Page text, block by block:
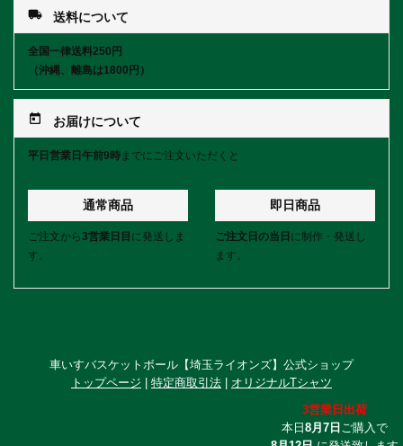
local_shipping 送料について
全国一律送料250円
（沖縄、離島は1800円）
today お届けについて
平日営業日午前9時までにご注文いただくと
通常商品
ご注文から3営業日目 に発送しま
す。
即日商品
ご注文日の当日 に制作・発送し
ます。
車いすバスケットボール【埼玉ライオンズ】公式ショップ
トップページ
特定商取引法
オリジナルTシャツ
3営業日出荷
本日 8月7日 ご購入で